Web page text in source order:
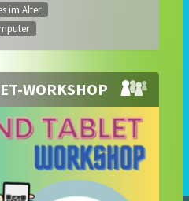
im Alter
WORKSHOP